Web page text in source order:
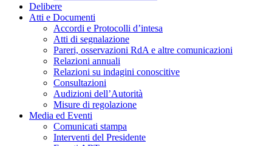
Delibere
Atti e Documenti
Accordi e Protocolli d’intesa
Atti di segnalazione
Pareri, osservazioni RdA e altre comunicazioni
Relazioni annuali
Relazioni su indagini conoscitive
Consultazioni
Audizioni dell’Autorità
Misure di regolazione
Media ed Eventi
Comunicati stampa
Interventi del Presidente